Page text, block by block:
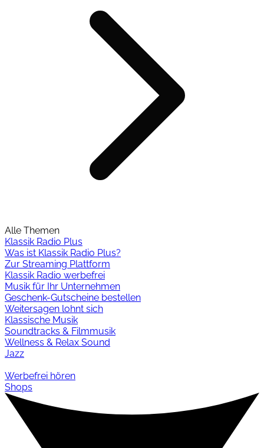
Alle Themen
Klassik Radio Plus
Was ist Klassik Radio Plus?
Zur Streaming Plattform
Klassik Radio werbefrei
Musik für Ihr Unternehmen
Geschenk-Gutscheine bestellen
Weitersagen lohnt sich
Klassische Musik
Soundtracks & Filmmusik
Wellness & Relax Sound
Jazz
Werbefrei hören
Shops